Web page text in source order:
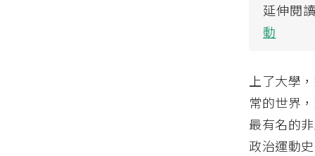
延伸閱
動
上了大學
常的世界
最有名的
政治運動